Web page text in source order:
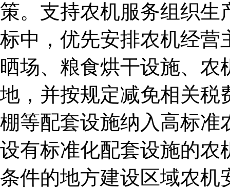
策。支持农机服务组织生
标中，优先安排农机经营
晒场、粮食烘干设施、
地，并按规定减免相关税
棚等配套设施纳入高标准
设有标准化配套设施的农
条件的地方建设区域农机